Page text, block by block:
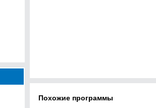
Похожие программы